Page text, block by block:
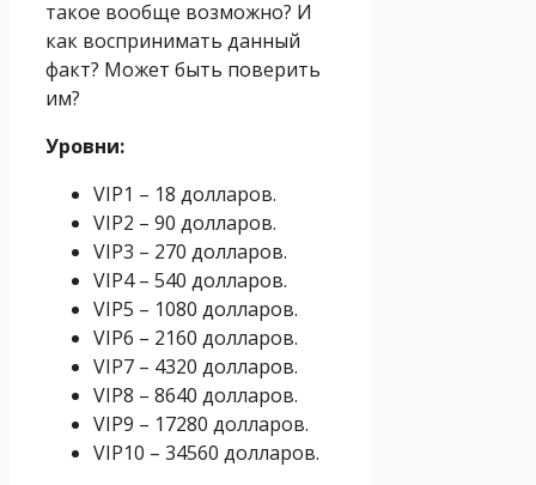
такое вообще возможно? И
как воспринимать данный
факт? Может быть поверить
им?
Уровни:
VIP1 – 18 долларов.
VIP2 – 90 долларов.
VIP3 – 270 долларов.
VIP4 – 540 долларов.
VIP5 – 1080 долларов.
VIP6 – 2160 долларов.
VIP7 – 4320 долларов.
VIP8 – 8640 долларов.
VIP9 – 17280 долларов.
VIP10 – 34560 долларов.